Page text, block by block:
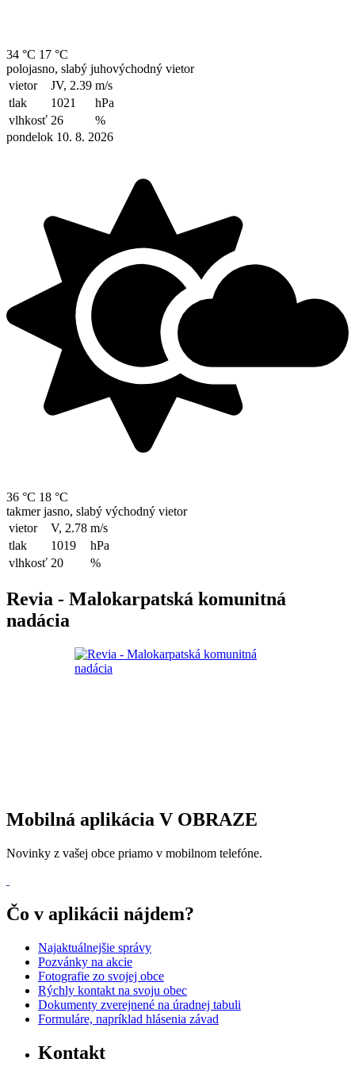
34 °C 17 °C
polojasno, slabý juhovýchodný vietor
vietor
JV, 2.39 m/s
tlak
1021
hPa
vlhkosť 26
%
pondelok 10. 8. 2026
36 °C 18 °C
takmer jasno, slabý východný vietor
vietor
V, 2.78 m/s
tlak
1019
hPa
vlhkosť 20 %
Revia - Malokarpatská komunitná
nadácia
Mobilná aplikácia V OBRAZE
Novinky z vašej obce priamo v mobilnom telefóne.
Čo v aplikácii nájdem?
Najaktuálnejšie správy
Pozvánky na akcie
Fotografie zo svojej obce
Rýchly kontakt na svoju obec
Dokumenty zverejnené na úradnej tabuli
Formuláre, napríklad hlásenia závad
Kontakt